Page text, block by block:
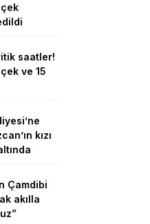
saatler!
ve 15
kızı
Çamdibi
akılla